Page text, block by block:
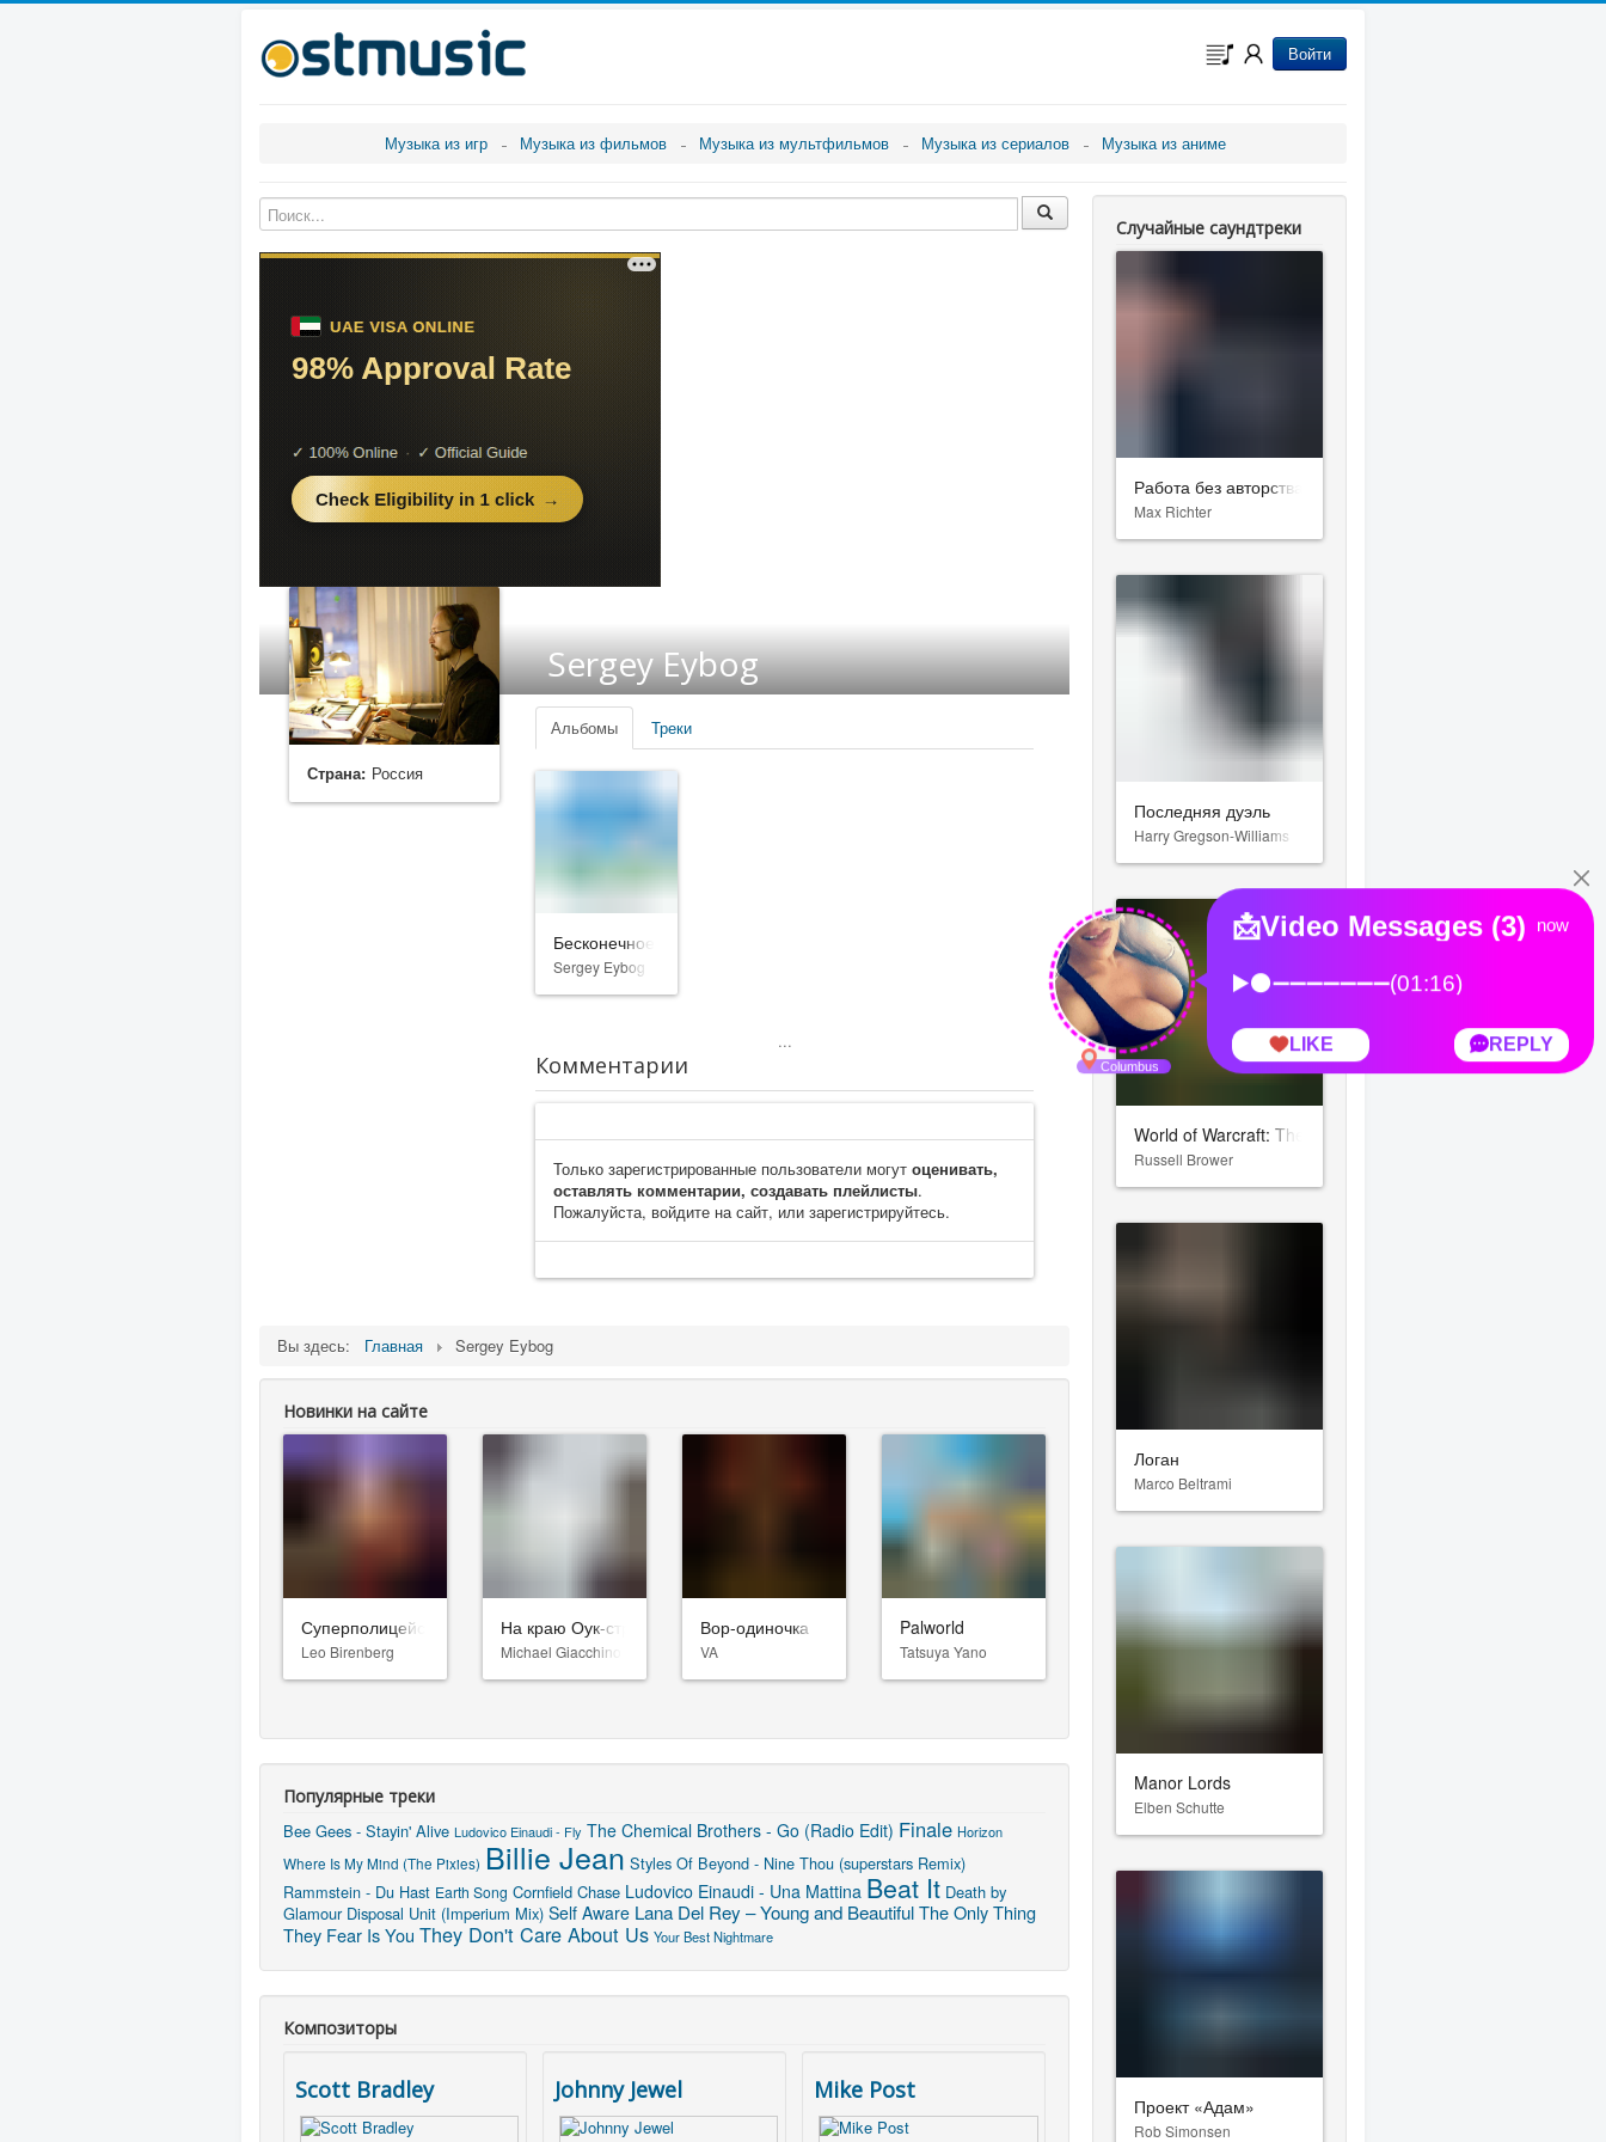
Войти
Музыка из игр Музыка из фильмов Музыка из мультфильмов Музыка из сериалов Музыка из аниме
Sergey Eybog
Страна: Россия
Альбомы Треки
Бесконечное Лето
Sergey Eybog
...
Комментарии
Только зарегистрированные пользователи могутоценивать,
оставлять комментарии, создавать плейлисты.
Пожалуйста, войдите на сайт, или зарегистрируйтесь.
Вы здесь: Главная Sergey Eybog
Новинки на сайте
Суперполицейские 3
Leo Birenberg
На краю Оук-стрит
Michael Giacchino
Вор-одиночка
VA
Palworld
Tatsuya Yano
Популярные треки
Bee Gees - Stayin' Alive Ludovico Einaudi - Fly The Chemical Brothers - Go (Radio Edit) Finale Horizon
Where Is My Mind (The Pixies) Billie Jean Styles Of Beyond - Nine Thou (superstars Remix)
Rammstein - Du Hast Earth Song Cornfield Chase Ludovico Einaudi - Una Mattina Beat It Death by
Glamour Disposal Unit (Imperium Mix) Self Aware Lana Del Rey – Young and BeautifulThe Only Thing
They Fear Is You They Don't Care About Us Your Best Nightmare
Композиторы
Scott Bradley Johnny Jewel Mike Post
Случайные саундтреки
Работа без авторства
Max Richter
Последняя дуэль
Harry Gregson-Williams
World of Warcraft: The Burning Crusade
Russell Brower
Логан
Marco Beltrami
Manor Lords
Elben Schutte
Проект «Адам»
Rob Simonsen